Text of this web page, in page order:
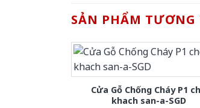
SẢN PHẨM TƯƠNG
Cửa Gỗ Chống Cháy P1
khach san-a-SGD